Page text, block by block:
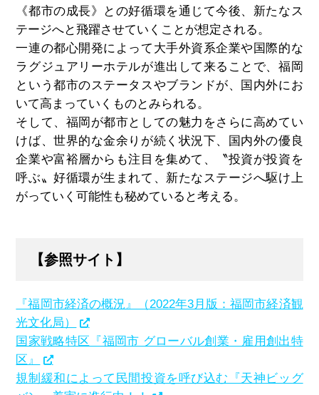
《都市の成長》との好循環を通じて今後、新たなス
テージへと飛躍させていくことが想定される。
一連の都心開発によって大手外資系企業や国際的な
ラグジュアリーホテルが進出して来ることで、福岡
という都市のステータスやブランドが、国内外にお
いて高まっていくものとみられる。
そして、福岡が都市としての魅力をさらに高めてい
けば、世界的な金余りが続く状況下、国内外の優良
企業や富裕層からも注目を集めて、〝投資が投資を
呼ぶ〟好循環が生まれて、新たなステージへ駆け上
がっていく可能性も秘めていると考える。
【参照サイト】
『福岡市経済の概況』（2022年3月版：福岡市経済観
光文化局）
国家戦略特区『福岡市 グローバル創業・雇用創出特
区』
規制緩和によって民間投資を呼び込む『天神ビッグ